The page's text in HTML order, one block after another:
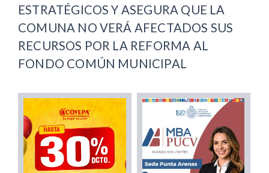
ESTRATÉGICOS Y ASEGURA QUE LA
COMUNA NO VERÁ AFECTADOS SUS
RECURSOS POR LA REFORMA AL
FONDO COMÚN MUNICIPAL